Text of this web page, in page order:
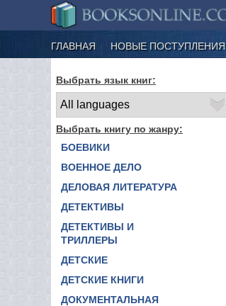
ГЛАВНАЯ НОВЫЕ ПОСТУПЛЕНИЯ
Выбрать язык книг:
Выбрать книгу по жанру:
БОЕВИКИ
ВОЕННОЕ ДЕЛО
ДЕЛОВАЯ ЛИТЕРАТУРА
ДЕТЕКТИВЫ
ДЕТЕКТИВЫ И
ТРИЛЛЕРЫ
ДЕТСКИЕ
ДЕТСКИЕ КНИГИ
ДОКУМЕНТАЛЬНАЯ